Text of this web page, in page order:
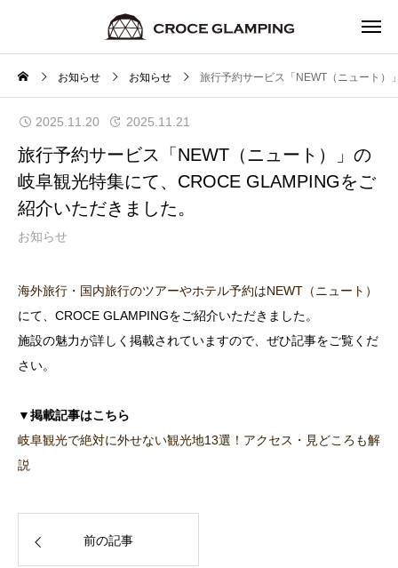
お知らせ お知らせ 旅行予約サービス「NEWT（ニュート）
2025.11.20 2025.11.21
旅行予約サービス「NEWT（ニュート）」の
岐阜観光特集にて、CROCE GLAMPINGをご
紹介いただきました。
お知らせ
海外旅行・国内旅行のツアーやホテル予約はNEWT（ニュート）
にて、CROCE GLAMPINGをご紹介いただきました。
施設の魅力が詳しく掲載されていますので、ぜひ記事をご覧くだ
さい。
▼掲載記事はこちら
岐阜観光で絶対に外せない観光地13選！アクセス・見どころも解
説
前の記事